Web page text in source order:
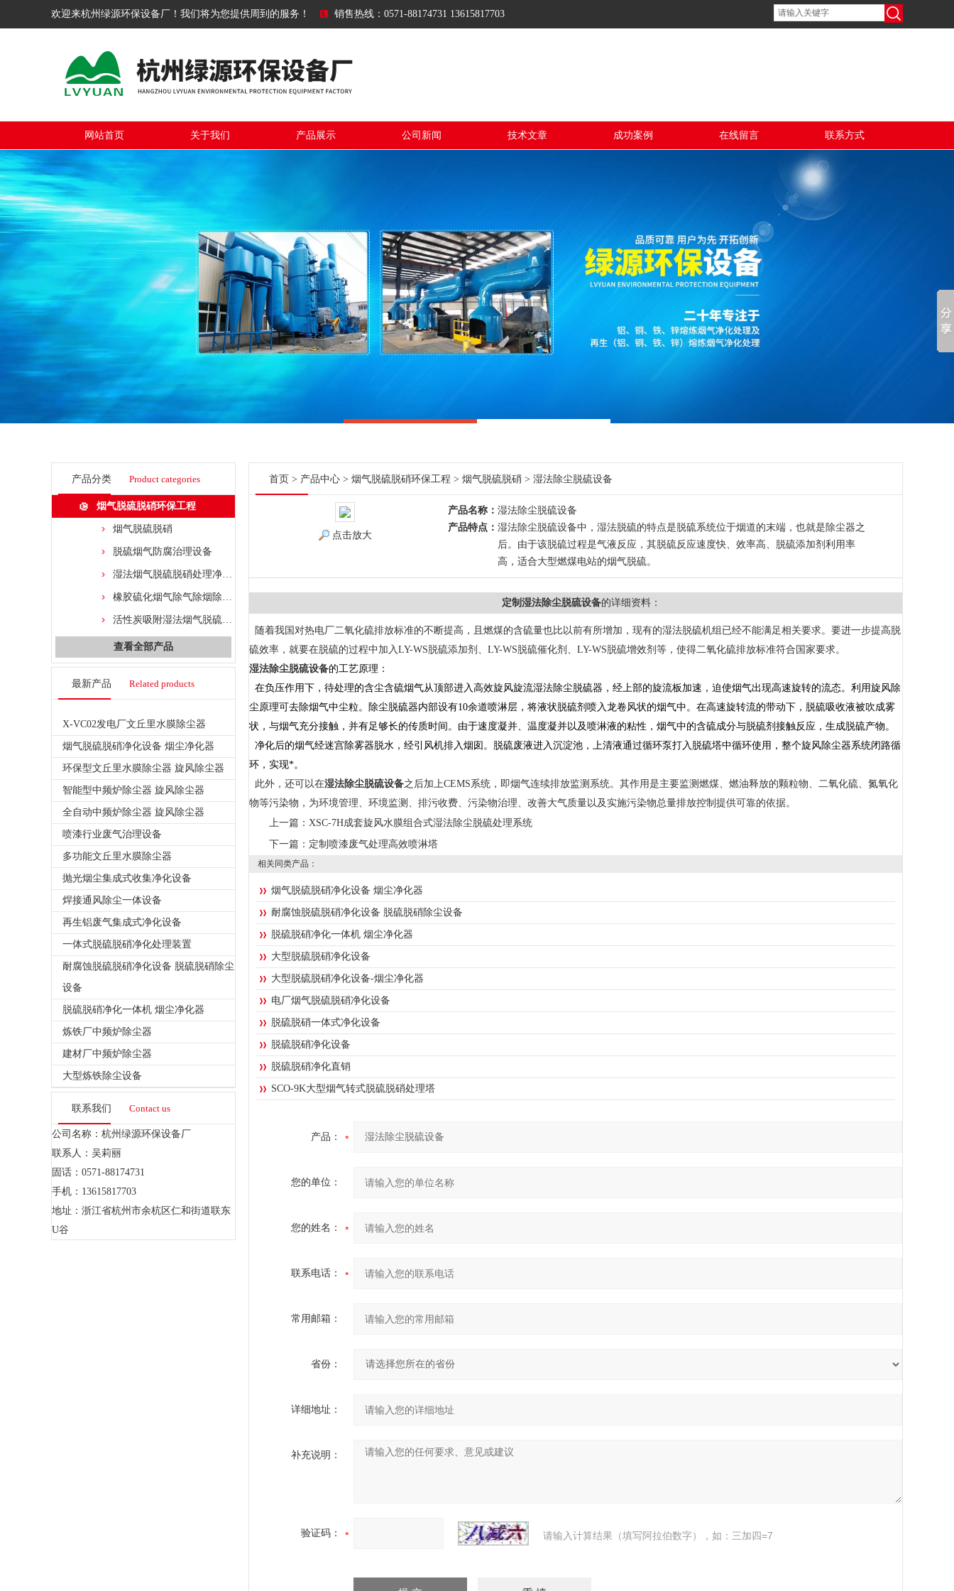
欢迎来杭州绿源环保设备厂！我们将为您提供周到的服务！ 销售热线：0571-88174731 13615817703
网站首页 关于我们 产品展示 公司新闻 技术文章 成功案例 在线留言 联系方式
产品分类 Product categories
烟气脱硫脱硝环保工程
烟气脱硫脱硝
脱硫烟气防腐治理设备
湿法烟气脱硫脱硝处理净化装置
橡胶硫化烟气除气除烟除尘净化工艺
活性炭吸附湿法烟气脱硫脱硝处理净化装置
查看全部产品
最新产品 Related products
X-VC02发电厂文丘里水膜除尘器
烟气脱硫脱硝净化设备 烟尘净化器
环保型文丘里水膜除尘器 旋风除尘器
智能型中频炉除尘器 旋风除尘器
全自动中频炉除尘器 旋风除尘器
喷漆行业废气治理设备
多功能文丘里水膜除尘器
抛光烟尘集成式收集净化设备
焊接通风除尘一体设备
再生铝废气集成式净化设备
一体式脱硫脱硝净化处理装置
耐腐蚀脱硫脱硝净化设备 脱硫脱硝除尘
设备
脱硫脱硝净化一体机 烟尘净化器
炼铁厂中频炉除尘器
建材厂中频炉除尘器
大型炼铁除尘设备
联系我们 Contact us
公司名称：杭州绿源环保设备厂
联系人：吴莉丽
固话：0571-88174731
手机：13615817703
地址：浙江省杭州市余杭区仁和街道联东
U谷
首页 > 产品中心 > 烟气脱硫脱硝环保工程 > 烟气脱硫脱硝 > 湿法除尘脱硫设备
点击放大
产品名称： 湿法除尘脱硫设备
产品特点： 湿法除尘脱硫设备中，湿法脱硫的特点是脱硫系统位于烟道的末端，也就是除尘器之
后。由于该脱硫过程是气液反应，其脱硫反应速度快、效率高、脱硫添加剂利用率
高，适合大型燃煤电站的烟气脱硫。
定制湿法除尘脱硫设备的详细资料：
随着我国对热电厂二氧化硫排放标准的不断提高，且燃煤的含硫量也比以前有所增加，现有的湿法脱硫机组已经不能满足相关要求。要进一步提高脱
硫效率，就要在脱硫的过程中加入LY-WS脱硫添加剂、LY-WS脱硫催化剂、LY-WS脱硫增效剂等，使得二氧化硫排放标准符合国家要求。
湿法除尘脱硫设备的工艺原理：
在负压作用下，待处理的含尘含硫烟气从顶部进入高效旋风旋流湿法除尘脱硫器，经上部的旋流板加速，迫使烟气出现高速旋转的流态。利用旋风除
尘原理可去除烟气中尘粒。除尘脱硫器内部设有10余道喷淋层，将液状脱硫剂喷入龙卷风状的烟气中。在高速旋转流的带动下，脱硫吸收液被吹成雾
状，与烟气充分接触，并有足够长的传质时间。由于速度凝并、温度凝并以及喷淋液的粘性，烟气中的含硫成分与脱硫剂接触反应，生成脱硫产物。
净化后的烟气经迷宫除雾器脱水，经引风机排入烟囱。脱硫废液进入沉淀池，上清液通过循环泵打入脱硫塔中循环使用，整个旋风除尘器系统闭路循
环，实现*。
此外，还可以在湿法除尘脱硫设备之后加上CEMS系统，即烟气连续排放监测系统。其作用是主要监测燃煤、燃油释放的颗粒物、二氧化硫、氮氧化
物等污染物，为环境管理、环境监测、排污收费、污染物治理、改善大气质量以及实施污染物总量排放控制提供可靠的依据。
上一篇： XSC-7H成套旋风水膜组合式湿法除尘脱硫处理系统
下一篇： 定制喷漆废气处理高效喷淋塔
相关同类产品：
烟气脱硫脱硝净化设备 烟尘净化器
耐腐蚀脱硫脱硝净化设备 脱硫脱硝除尘设备
脱硫脱硝净化一体机 烟尘净化器
大型脱硫脱硝净化设备
大型脱硫脱硝净化设备-烟尘净化器
电厂烟气脱硫脱硝净化设备
脱硫脱硝一体式净化设备
脱硫脱硝净化设备
脱硫脱硝净化直销
SCO-9K大型烟气转式脱硫脱硝处理塔
产品：
您的单位：
您的姓名：
联系电话：
常用邮箱：
省份：
详细地址：
补充说明：
验证码： 请输入计算结果（填写阿拉伯数字），如：三加四=7